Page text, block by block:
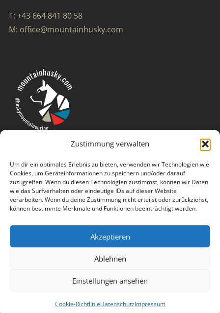
Zustimmung verwalten
Um dir ein optimales Erlebnis zu bieten, verwenden wir Technologien wie
Cookies, um Geräteinformationen zu speichern und/oder darauf
zuzugreifen. Wenn du diesen Technologien zustimmst, können wir Daten
wie das Surfverhalten oder eindeutige IDs auf dieser Website
verarbeiten. Wenn du deine Zustimmung nicht erteilst oder zurückziehst,
können bestimmte Merkmale und Funktionen beeinträchtigt werden.
Akzeptieren
Ablehnen
Einstellungen ansehen
Cookie-RichtlinieDatenschutzImpressum
T: +43 664 841 80 58
M: office@mountainhusky.com